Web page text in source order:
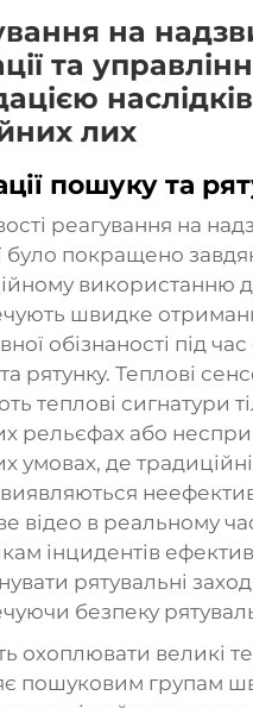
на
та
наслідків
лих
пошуку та
реагування на
було покращено
використанню
швидке
обізнаності під
рятунку. Теплові
теплові сигнатури
рельєфах або
умовах, де
відео в реальному
інцидентів
рятувальні
безпеку
охоплювати великі
пошуковим групам